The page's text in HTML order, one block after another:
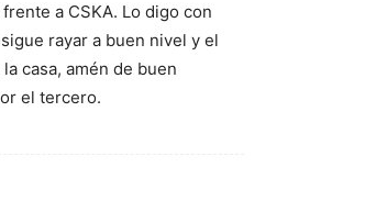
a CSKA. Lo digo con
rayar a buen nivel y el
casa, amén de buen
el tercero.